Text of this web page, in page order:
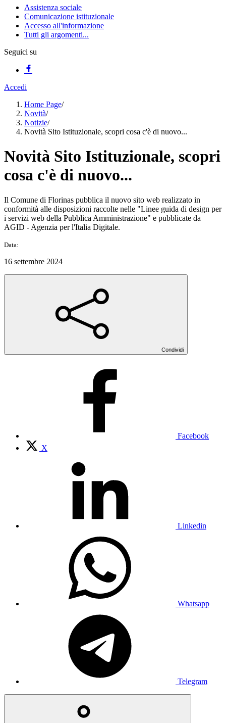
Assistenza sociale
Comunicazione istituzionale
Accesso all'informazione
Tutti gli argomenti...
Seguici su
Accedi
Home Page/
Novità/
Notizie/
Novità Sito Istituzionale, scopri cosa c'è di nuovo...
Novità Sito Istituzionale, scopri
cosa c'è di nuovo...
Il Comune di Florinas pubblica il nuovo sito web realizzato in
conformità alle disposizioni raccolte nelle "Linee guida di design per
i servizi web della Pubblica Amministrazione" e pubblicate da
AGID - Agenzia per l'Italia Digitale.
Data:
16 settembre 2024
Condividi
Facebook
X
Linkedin
Whatsapp
Telegram